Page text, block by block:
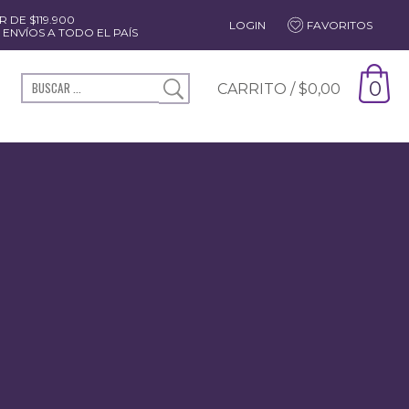
DE $119.900
A TODO EL PAÍS
LOGIN FAVORITOS
CARRITO /$0,00 0